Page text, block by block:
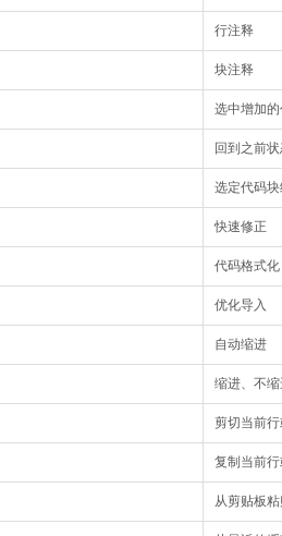
行注释
块注释
选中增加
回到之前
选定代码
快速修正
代码格式化
优化导入
自动缩进
缩进、不
剪切当前
复制当前
从剪贴板